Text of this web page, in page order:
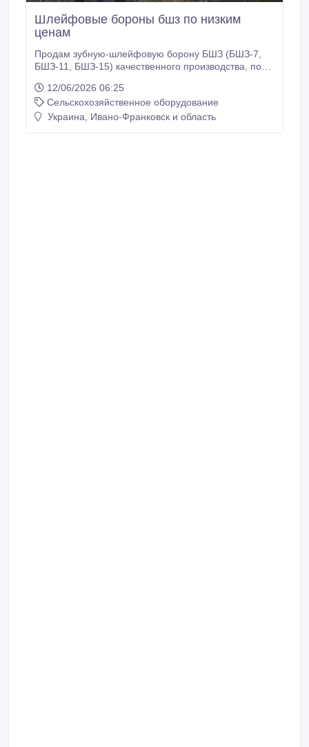
Шлейфовые бороны бшз по низким
ценам
Продам зубную-шлейфовую борону БШЗ (БШЗ-7,
БШЗ-11, БШЗ-15) качественного производства, по
изготовлена ​​из качественной профильной трубы,
что гарантирует надежную и длительную
эксплуатацию агрегата. Рабочие шлейфы
12/06/2026 06:25
Сельскохозяйственное оборудование
Украина, Ивано-Франковск и область